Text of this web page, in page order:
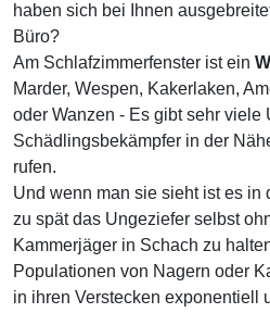
haben sich bei Ihnen
Büro?
Am Schlafzimmerfenster ist ein
Marder, Wespen, Kakerlaken,
oder Wanzen - Es gibt sehr viele
Schädlingsbekämpfer in der
rufen.
Und wenn man sie sieht ist es in
zu spät das Ungeziefer selbst
Kammerjäger in Schach zu
Populationen von Nagern oder
in ihren Verstecken exponentiell